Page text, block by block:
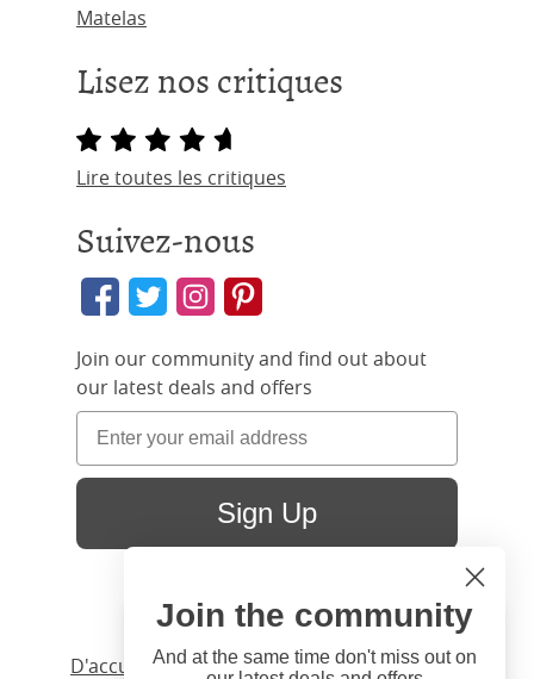
Matelas
Lisez nos critiques
Lire toutes les critiques
Suivez-nous
Join our community and find out about
our latest deals and offers
Sign Up
D'accueil / Produits /Lit/Fer Forge/ Clarina
Hi
You're visiting us from United
Close
Join the community
And at the same time don't miss out on